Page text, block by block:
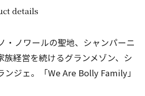
details
・ノワールの聖地、シャンパーニ
族経営を続けるグランメゾン、シ
ンジェ。「We Are Bolly Family」